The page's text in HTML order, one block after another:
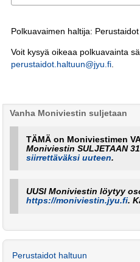
Polkuavaimen haltija:
Voit kysyä oikeaa polkuavainta
perustaidot.haltuun@jyu.fi.
Vanha Moniviestin suljetaan
TÄMÄ on Moniviestimen
Moniviestin SULJETAAN
siirrettäväksi uuteen.
UUSI Moniviestin löytyy
https://moniviestin.jyu.fi.
Perustaidot haltuun